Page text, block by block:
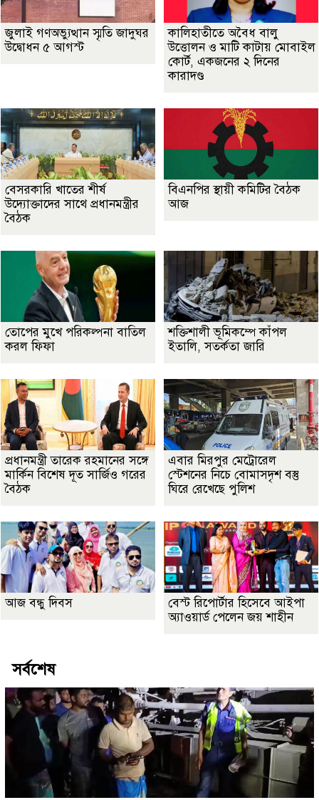
জুলাই গণঅভ্যুত্থান স্মৃতি জাদুঘর
উদ্বোধন ৫ আগস্ট
কালিহাতীতে অবৈধ বালু
উত্তোলন ও মাটি কাটায় মোবাইল
কোর্ট, একজনের ২ দিনের
কারাদণ্ড
বেসরকারি খাতের শীর্ষ
উদ্যোক্তাদের সাথে প্রধানমন্ত্রীর
বৈঠক
বিএনপির স্থায়ী কমিটির বৈঠক
আজ
তোপের মুখে পরিকল্পনা বাতিল
করল ফিফা
শক্তিশালী ভূমিকম্পে কাঁপল
ইতালি, সতর্কতা জারি
প্রধানমন্ত্রী তারেক রহমানের সঙ্গে
মার্কিন বিশেষ দূত সার্জিও গরের
বৈঠক
এবার মিরপুর মেট্রোরেল
স্টেশনের নিচে বোমাসদৃশ বস্তু
ঘিরে রেখেছে পুলিশ
আজ বন্ধু দিবস
বেস্ট রিপোর্টার হিসেবে আইপা
অ্যাওয়ার্ড পেলেন জয় শাহীন
সর্বশেষ